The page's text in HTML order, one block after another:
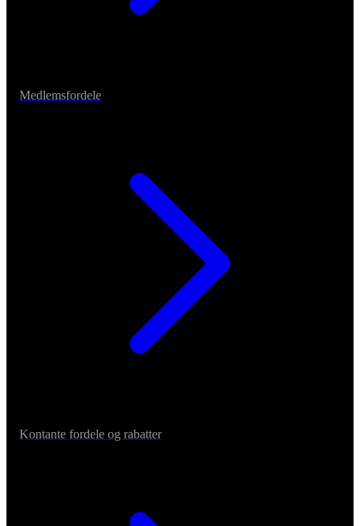
Medlemsfordele
Kontante fordele og rabatter